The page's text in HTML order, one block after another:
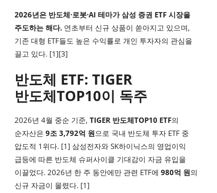
2026년은 반도체·로봇·AI 테마가 삼성 증권 ETF 시장을
주도하는 해다. 연초부터 신규 상품이 쏟아지고 있으며,
기존 대형 ETF들도 높은 수익률로 개인 투자자의 관심을
끌고 있다. [1][3]
반도체 ETF: TIGER
반도체TOP10이 독주
2026년 4월 중순 기준, TIGER 반도체TOP10 ETF의
순자산은 9조 3,792억 원으로 국내 반도체 투자 ETF 중
압도적 1위다. [1] 삼성전자와 SK하이닉스의 영업이익
급등에 따른 반도체 슈퍼사이클 기대감이 자금 유입을
이끌었다. 2026년 한 주 동안에만 관련 ETF에 980억 원의
신규 자금이 몰렸다. [1]